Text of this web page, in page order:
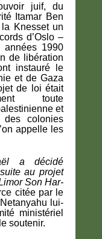
juif, du
Itamar Ben
Knesset un
d’Oslo –
années 1990
de libération
instauré le
et de Gaza
de loi était
toute
et
des colonies
appelle les
a décidé
au projet
Son Har-
citée par le
lui-
ministériel
soutenir.